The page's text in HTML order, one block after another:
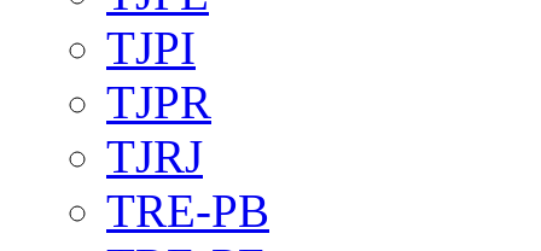
TJPI
TJPR
TJRJ
TRE-PB